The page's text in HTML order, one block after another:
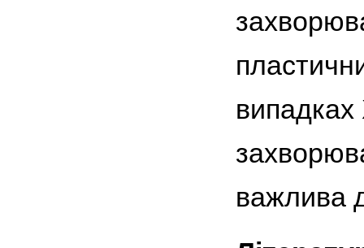
випадках
важлива